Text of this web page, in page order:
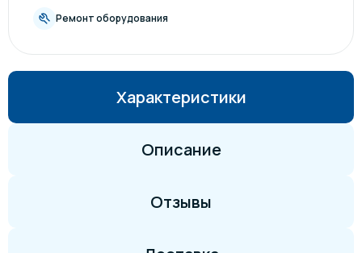
Ремонт оборудования
Характеристики
Описание
Отзывы